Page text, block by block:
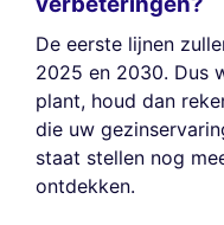
De eerste lijnen
2025 en 2030. Dus
plant, houd dan
die uw
staat stellen nog
ontdekken.